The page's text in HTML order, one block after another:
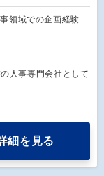
領域での企画経験
人事専門会社として
細を見る